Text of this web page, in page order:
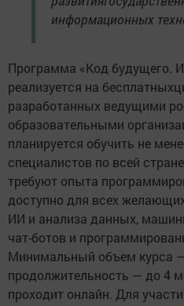
информационных
Программа «Код будущего.
реализуется на
разработанных ведущими
образовательными
планируется обучить не
специалистов по всей
требуют опыта
доступно для всех
ИИ и анализа данных,
чат-ботов и
Минимальный объем курса
продолжительность — до 4
проходит онлайн. Для